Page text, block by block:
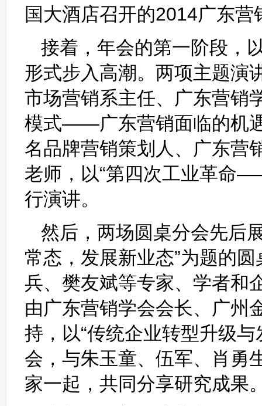
国大酒店召开的2014广东营
接着，年会的第一阶段，
形式步入高潮。两项主题演
市场营销系主任、广东营销
模式——广东营销面临的机
名品牌营销策划人、广东营
老师，以“第四次工业革命
行演讲。
然后，两场圆桌分会先后
常态，发展新业态”为题的
兵、樊友斌等专家、学者和
由广东营销学会会长、广州
持，以“传统企业转型升级
会，与朱玉童、伍军、肖勇
家一起，共同分享研究成果